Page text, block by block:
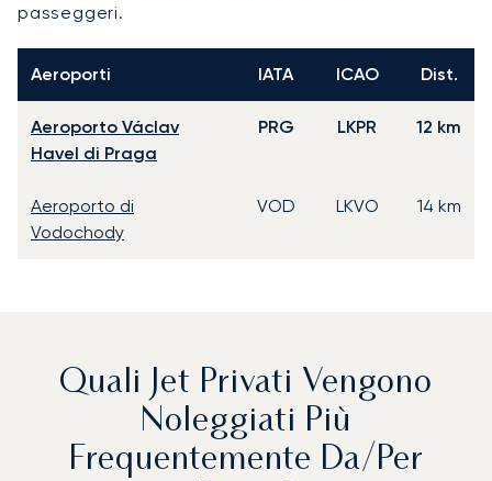
passeggeri.
Aeroporti IATA ICAO Dist.
Aeroporto Václav
Havel di Praga
PRG LKPR 12 km
Aeroporto di
Vodochody
VOD LKVO 14 km
Quali Jet Privati Vengono
Noleggiati Più
Frequentemente Da/per